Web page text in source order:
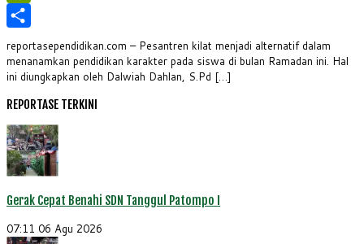
PrintFriendly
Share
reportasependidikan.com – Pesantren kilat menjadi alternatif dalam
menanamkan pendidikan karakter pada siswa di bulan Ramadan ini. Hal
ini diungkapkan oleh Dalwiah Dahlan, S.Pd […]
REPORTASE TERKINI
Gerak Cepat Benahi SDN Tanggul Patompo I
07:11 06 Agu 2026